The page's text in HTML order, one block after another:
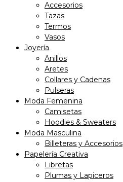
Accesorios
Tazas
Termos
Vasos
Joyería
Anillos
Aretes
Collares y Cadenas
Pulseras
Moda Femenina
Camisetas
Hoodies & Sweaters
Moda Masculina
Billeteras y Accesorios
Papelería Creativa
Libretas
Plumas y Lapiceros